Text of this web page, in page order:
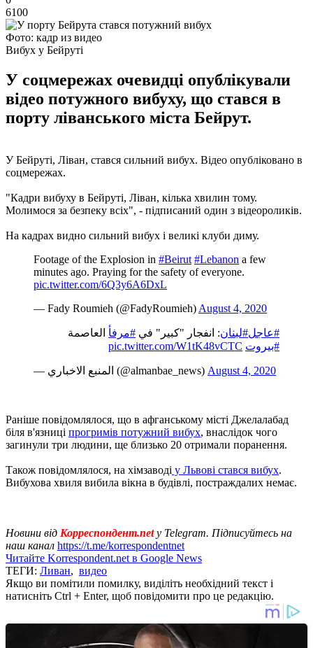
6100
Фото: кадр из видео
Вибух у Бейруті
У соцмережах очевидці опублікували
відео потужного вибуху, що стався в
порту ліванського міста Бейрут.
У Бейруті, Ліван, стався сильний вибух. Відео опубліковано в
соцмережах.
"Кадри вибуху в Бейруті, Ліван, кілька хвилин тому.
Молимося за безпеку всіх", - підписаний один з відеороликів.
На кадрах видно сильний вибух і великі клуби диму.
Footage of the Explosion in #Beirut #Lebanon a few
minutes ago. Praying for the safety of everyone.
pic.twitter.com/6Q3y6A6DxL
— Fady Roumieh (@FadyRoumieh) August 4, 2020
#عاجل#لبنان: انفجار "كبير" في #مرفأ العاصمة
#بيروت pic.twitter.com/W1tK48vCTC
— المنبع الاخباري (@almanbae_news) August 4, 2020
Раніше повідомлялося, що в афганському місті Джелалабад
біля в'язниці прогримів потужний вибух, внаслідок чого
загинули три людини, ще близько 20 отримали поранення.
Також повідомлялося, на хімзаводі у Львові стався вибух.
Вибухова хвиля вибила вікна в будівлі, постраждалих немає.
Новини від Корреспондент.net у Telegram. Підписуйтесь на
наш канал https://t.me/korrespondentnet
Читайте Korrespondent.net в Google News
ТЕГИ: Ливан, видео
Якщо ви помітили помилку, виділіть необхідний текст і
натисніть Ctrl + Enter, щоб повідомити про це редакцію.